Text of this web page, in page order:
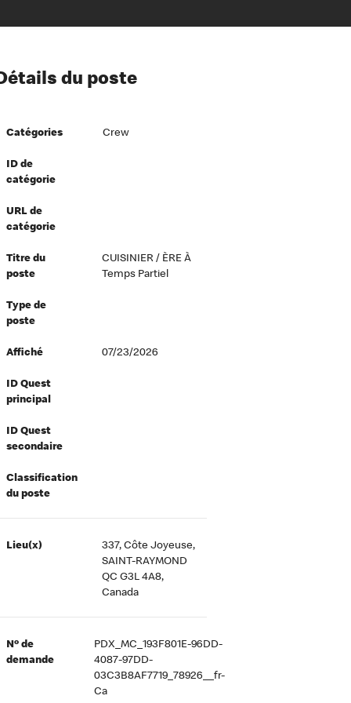
à l’égard de nos employés
directeurs
équité et inclusion
au travail
du poste
Catégories Crew
ID de
catégorie
URL de
catégorie
Titre du
poste
CUISINIER / ÈRE À
Temps Partiel
Type de
poste
Affiché 07/23/2026
ID Quest
principal
ID Quest
secondaire
Classification
du poste
Lieu(x)
337, Côte Joyeuse,
SAINT-RAYMOND
QC G3L 4A8,
Canada
Nº de
demande
PDX_MC_193F801E-96DD-
4087-97DD-
03C3B8AF7719_78926__fr-
Ca